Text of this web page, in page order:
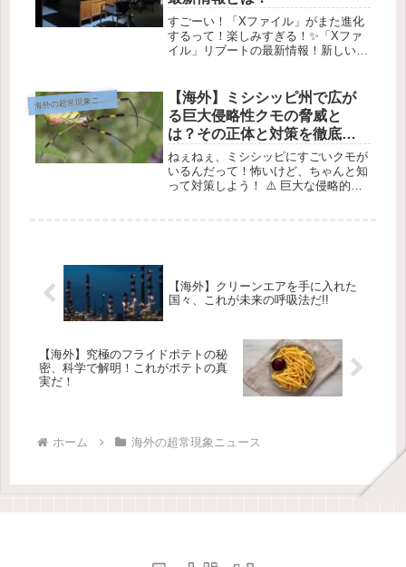
すごーい！「Xファイル」がまた進化
するって！楽しみすぎる！✨「Xファ
イル」リブートの最新情報！新しい女
ス。 画像提供: CC BY 2.0 Marcin
Wichar...
海
外の超常現象ニュース
【海外】ミシシッピ州で広が
る巨大侵略性クモの脅威と
は？その正体と対策を徹底解
説！
ねぇねぇ、ミシシッピにすごいクモが
いるんだって！怖いけど、ちゃんと知
って対策しよう！ ⚠️ 巨大な侵略的ク
【海外】クリーンエアを手に入れた
国々、これが未来の呼吸法だ!!
【海外】究極のフライドポテトの秘
密、科学で解明！これがポテトの真
実だ！
ホーム 海外の超常現象ニュース